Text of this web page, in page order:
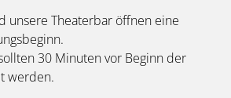
unsere Theaterbar öffnen eine
30 Minuten vor Beginn der
werden.